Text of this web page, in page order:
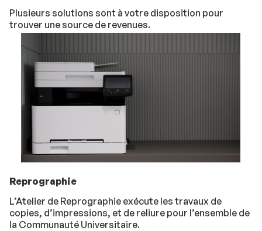
Plusieurs solutions sont à votre disposition pour
trouver une source de revenues.
Reprographie
L’Atelier de Reprographie exécute les travaux de
copies, d’impressions, et de reliure pour l’ensemble de
la Communauté Universitaire.